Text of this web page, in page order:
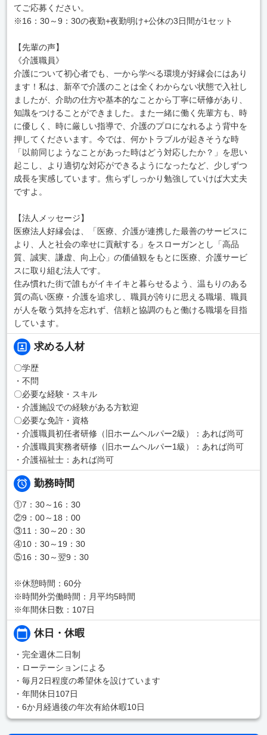
てご応募ください。
※16：30～9：30の夜勤+夜勤明け+公休の3日間が1セット
【先輩の声】
《介護職員》
介護について初心者でも、一から学べる環境が好縁会にはあり
ます！私は、新卒で介護のことは全くわからない状態で入社し
ましたが、介助の仕方や基本的なことから丁寧に研修があり、
知識をつけることができました。また一緒に働く先輩方も、時
に優しく、時に厳しい指導で、介護のプロになれるよう背中を
押してくださいます。今では、何かトラブルが起きそうな時
「以前同じようなことがあった時はどう対応したか？」を思い
起こし、より適切な対応ができるようになったなど、少しずつ
成長を実感しています。焦らずしっかり勉強していけば大丈夫
ですよ。
【法人メッセージ】
医療法人好縁会は、「医療、介護が連携した最善のサービスに
より、人と社会の幸せに貢献する」をスローガンとし「高品
質、誠実、謙虚、向上心」の価値観をもとに医療、介護サービ
スに取り組む法人です。
住み慣れた街で誰もがイキイキと暮らせるよう、温もりのある
質の高い医療・介護を追求し、職員が誇りに思える職場、職員
が人を敬う気持を忘れず、信頼と協調のもと働ける職場を目指
しています。
求める人材
〇学歴
・不問
〇必要な経験・スキル
・介護施設での経験がある方歓迎
〇必要な免許・資格
・介護職員初任者研修（旧ホームヘルパー2級）：あれば尚可
・介護職員実務者研修（旧ホームヘルパー1級）：あれば尚可
・介護福祉士：あれば尚可
勤務時間
①7：30～16：30
②9：00～18：00
③11：30～20：30
④10：30～19：30
⑤16：30～翌9：30
※休憩時間：60分
※時間外労働時間：月平均5時間
※年間休日数：107日
休日・休暇
・完全週休二日制
・ローテーションによる
・毎月2日程度の希望休を設けています
・年間休日107日
・6か月経過後の年次有給休暇10日